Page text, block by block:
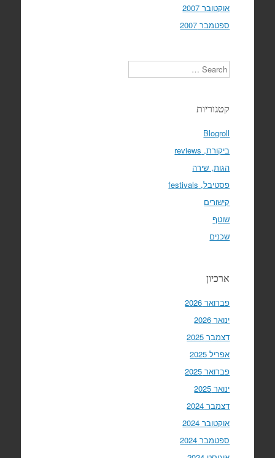
אוקטובר 2007
ספטמבר 2007
Search
קטגוריות
Blogroll
ביקורת, reviews
הגות, שירה
פסטיבל, festivals
קישורים
שוטף
שכנים
ארכיון
פברואר 2026
ינואר 2026
דצמבר 2025
אפריל 2025
פברואר 2025
ינואר 2025
דצמבר 2024
אוקטובר 2024
ספטמבר 2024